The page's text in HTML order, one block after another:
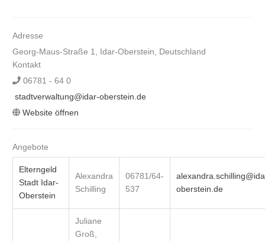
Adresse
Georg-Maus-Straße 1, Idar-Oberstein, Deutschland
Kontakt
06781 - 64 0
stadtverwaltung@idar-oberstein.de
Website öffnen
Angebote
Elterngeld
Stadt Idar-
Oberstein
Alexandra
Schilling
06781/64-
537
oberstein.de
Juliane
Groß,